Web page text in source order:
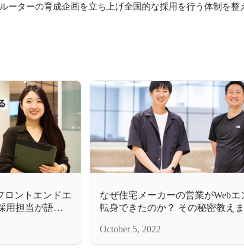
ーターの育成企画を立ち上げ全国的な採用を行う体制を整
ロントエンドエ
用担当が語る
なぜ住宅メーカーの営業がWebエ
転身できたのか？ その秘密教え
October 5, 2022